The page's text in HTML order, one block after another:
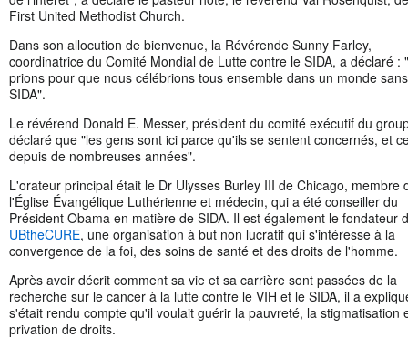
First United Methodist Church.
Dans son allocution de bienvenue, la Révérende Sunny Farley,
coordinatrice du Comité Mondial de Lutte contre le SIDA, a déclaré :
prions pour que nous célébrions tous ensemble dans un monde sans
SIDA".
Le révérend Donald E. Messer, président du comité exécutif du
déclaré que "les gens sont ici parce qu'ils se sentent concernés, et
depuis de nombreuses années".
L'orateur principal était le Dr Ulysses Burley III de Chicago, membre
l'Église Évangélique Luthérienne et médecin, qui a été conseiller du
Président Obama en matière de SIDA. Il est également le fondateur
UBtheCURE, une organisation à but non lucratif qui s'intéresse à la
convergence de la foi, des soins de santé et des droits de l'homme.
Après avoir décrit comment sa vie et sa carrière sont passées de la
recherche sur le cancer à la lutte contre le VIH et le SIDA, il a
s'était rendu compte qu'il voulait guérir la pauvreté, la stigmatisation
privation de droits.